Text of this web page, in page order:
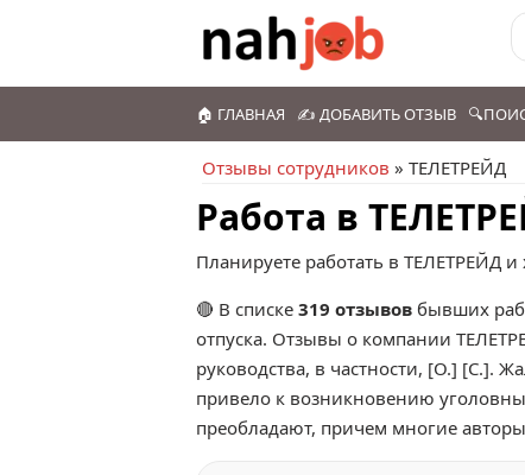
🏠 ГЛАВНАЯ ✍️ ДОБАВИТЬ ОТЗЫВ
Отзывы сотрудников » ТЕЛЕТРЕЙД
Работа в
Планируете работать в ТЕЛЕТРЕЙД
🔴 В списке 319 отзывов бывших
отпуска. Отзывы о компании
руководства, в частности, [О.] [С.].
привело к возникновению
преобладают, причем многие